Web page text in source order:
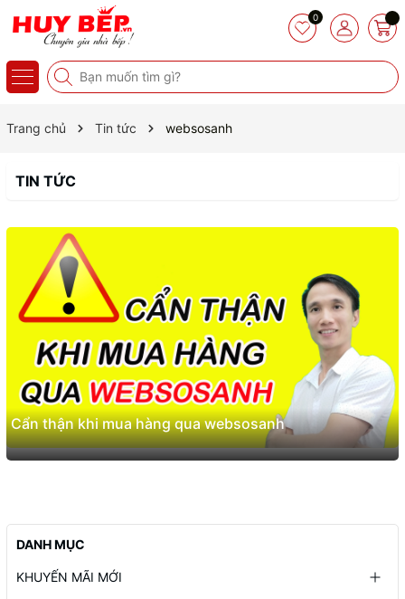
0
Trang chủ Tin tức websosanh
TIN TỨC
Cẩn thận khi mua hàng qua websosanh
DANH MỤC
KHUYẾN MÃI MỚI